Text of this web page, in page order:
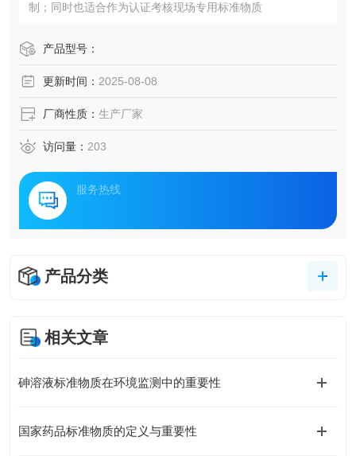
制；同时也适合作为认证考核现场专用标准物质
产品型号：
更新时间： 2025-08-08
厂商性质： 生产厂家
访问量： 203
服务热线
产品分类
相关文章
砷溶液标准物质在环境监测中的重要性
国家药品标准物质的定义与重要性